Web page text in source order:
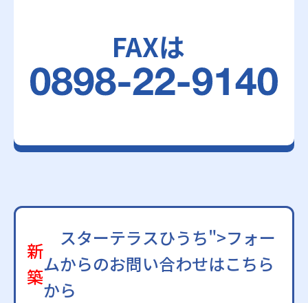
FAXは
新
築
スターテラスひうち">フォー
ムからのお問い合わせはこちら
から